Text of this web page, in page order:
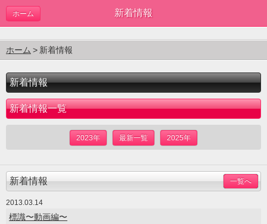
新着情報
ホーム
ホーム 新着情報
新着情報
新着情報一覧
2023年 最新一覧 2025年
新着情報 一覧へ
2013.03.14
標識〜動画編〜